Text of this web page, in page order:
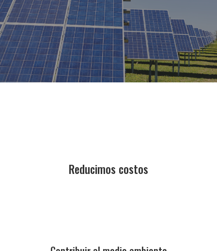
Reducimos costos